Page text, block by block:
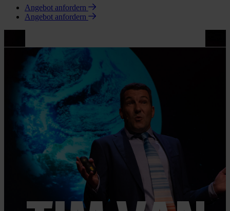
Angebot anfordern
Angebot anfordern